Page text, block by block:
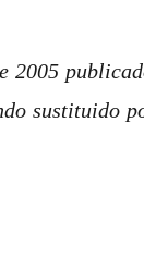
2005
sustituido